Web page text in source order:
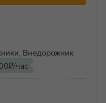
Внедорожник
час